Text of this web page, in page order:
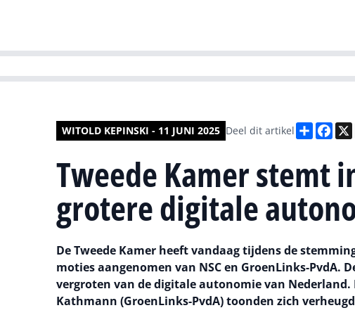
WITOLD KEPINSKI - 11 JUNI 2025 Deel dit artikel Deel
Tweede Kamer stemt
grotere digitale
De Tweede Kamer heeft vandaag tijdens de
moties aangenomen van NSC en GroenLinks-
vergroten van de digitale autonomie van Nederland.
Kathmann (GroenLinks-PvdA) toonden zich